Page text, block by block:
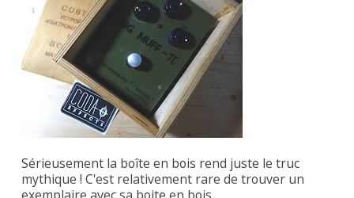
Sérieusement la boîte en bois rend juste le truc
mythique ! C'est relativement rare de trouver un
exemplaire avec sa boite en bois.